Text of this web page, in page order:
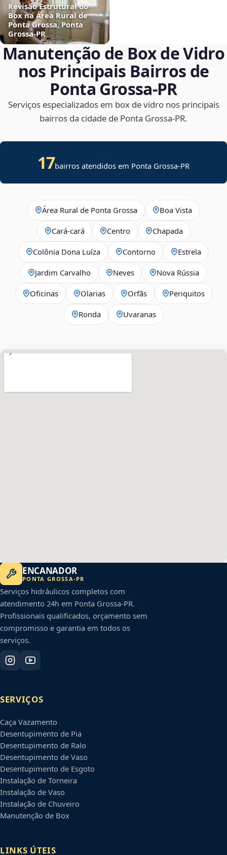
Revisão Estrutural do
Box na Área Rural de
Ponta Grossa, Ponta
Grossa‑PR
Manutenção de Box de Vidro
nos Principais Bairros de
Ponta Grossa‑PR
Serviços especializados em box de vidro nos principais
bairros da cidade de Ponta Grossa‑PR.
17bairros atendidos em Ponta Grossa-PR
Área Rural de Ponta Grossa Boa Vista
Cará-cará Centro Chapada
Colônia Dona Luíza Contorno Estrela
Jardim Carvalho Neves Nova Rússia
Oficinas Olarias Orfãs Periquitos
Ronda Uvaranas
ENCANADOR
PONTA GROSSA-PR
Serviços hidráulicos completos com
atendimento 24h em Ponta Grossa-PR.
Profissionais qualificados, orçamento sem
compromisso e garantia em todos os
serviços.
SERVIÇOS
Caça Vazamento
Desentupimento de Pia
Desentupimento de Ralo
Desentupimento de Vaso
Desentupimento de Esgoto
Instalação de Torneira
Instalação de Vaso
Instalação de Chuveiro
Manutenção de Box
LINKS ÚTEIS